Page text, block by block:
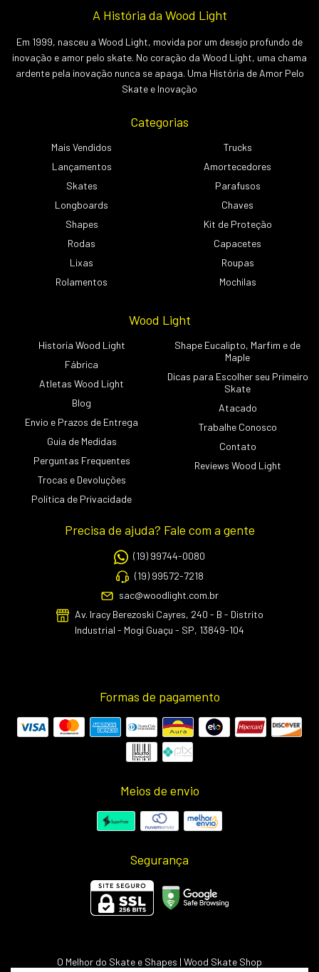
A História da Wood Light
Em 1999, nasceu a Wood Light, movida por um desejo profundo de
inovação e amor pelo skate. No coração da Wood Light, uma chama
ardente pela inovação nunca se apaga. Uma História de Amor Pelo
Skate e Inovação
Categorias
Mais Vendidos
Lançamentos
Skates
Longboards
Shapes
Rodas
Lixas
Rolamentos
Trucks
Amortecedores
Parafusos
Chaves
Kit de Proteção
Capacetes
Roupas
Mochilas
Wood Light
Historia Wood Light
Fábrica
Atletas Wood Light
Blog
Envio e Prazos de Entrega
Guia de Medidas
Perguntas Frequentes
Trocas e Devoluções
Política de Privacidade
Shape Eucalipto, Marfim e de
Maple
Dicas para Escolher seu Primeiro
Skate
Atacado
Trabalhe Conosco
Contato
Reviews Wood Light
Precisa de ajuda? Fale com a gente
(19) 99744-0080
(19) 99572-7218
sac@woodlight.com.br
Av. Iracy Berezoski Cayres, 240 - B - Distrito
Industrial - Mogi Guaçu - SP, 13849-104
Formas de pagamento
Meios de envio
Segurança
O Melhor do Skate e Shapes | Wood Skate Shop